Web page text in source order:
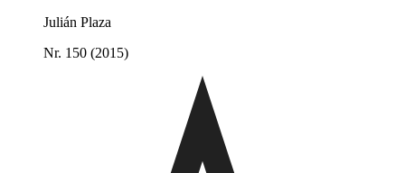
Julián Plaza
Nr. 150 (2015)